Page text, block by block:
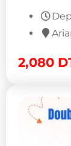
2,080